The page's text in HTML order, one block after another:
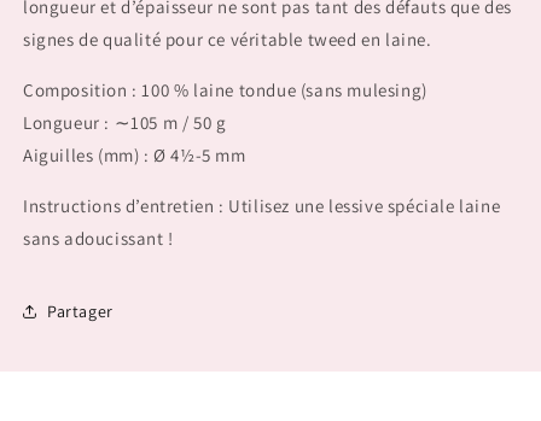
longueur et d’épaisseur ne sont pas tant des défauts que des
signes de qualité pour ce véritable tweed en laine.
Composition : 100 % laine tondue (sans mulesing)
Longueur : ∼105 m / 50 g
Aiguilles (mm) : Ø 4½-5 mm
Instructions d’entretien : Utilisez une lessive spéciale laine
sans adoucissant !
Partager